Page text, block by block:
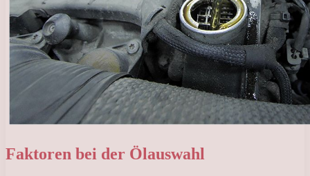
Faktoren bei der Ölauswahl